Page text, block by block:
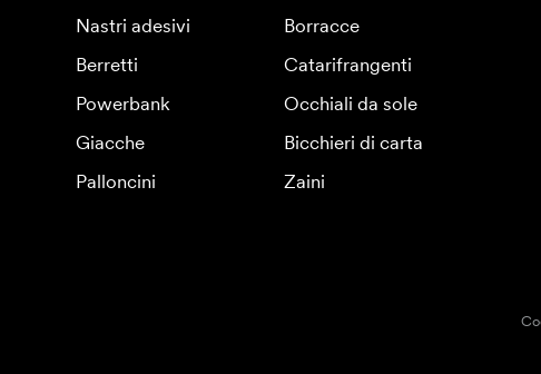
Nastri adesivi
Borracce
Berretti
Catarifrangenti
Powerbank
Occhiali da sole
Giacche
Bicchieri di carta
Palloncini
Zaini